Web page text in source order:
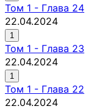
Том 1 - Глава 24
22.04.2024
1
Том 1 - Глава 23
22.04.2024
1
Том 1 - Глава 22
22.04.2024